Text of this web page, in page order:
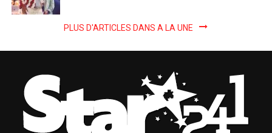
PLUS D'ARTICLES DANS A LA UNE